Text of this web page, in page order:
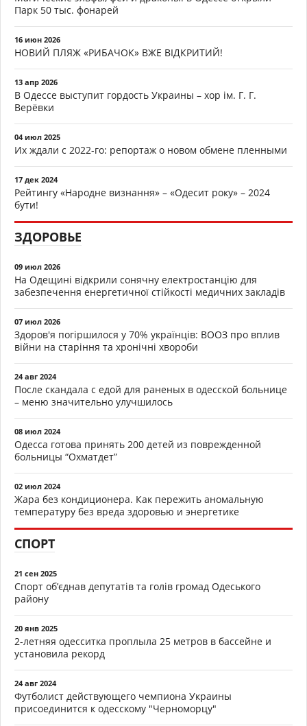
Парк 50 тыс. фонарей
16 июн 2026
НОВИЙ ПЛЯЖ «РИБАЧОК» ВЖЕ ВІДКРИТИЙ!
13 апр 2026
В Одессе выступит гордость Украины – хор ім. Г. Г.
Верёвки
04 июл 2025
Их ждали с 2022-го: репортаж о новом обмене пленными
17 дек 2024
Рейтингу «Народне визнання» – «Одесит року» – 2024
бути!
ЗДОРОВЬЕ
09 июл 2026
На Одещині відкрили сонячну електростанцію для
забезпечення енергетичної стійкості медичних закладів
07 июл 2026
Здоров'я погіршилося у 70% українців: ВООЗ про вплив
війни на старіння та хронічні хвороби
24 авг 2024
После скандала с едой для раненых в одесской больнице
– меню значительно улучшилось
08 июл 2024
Одесса готова принять 200 детей из поврежденной
больницы “Охматдет”
02 июл 2024
Жара без кондиционера. Как пережить аномальную
температуру без вреда здоровью и энергетике
СПОРТ
21 сен 2025
Спорт об’єднав депутатів та голів громад Одеського
району
20 янв 2025
2-летняя одесситка проплыла 25 метров в бассейне и
установила рекорд
24 авг 2024
Футболист действующего чемпиона Украины
присоединится к одесскому "Черноморцу"